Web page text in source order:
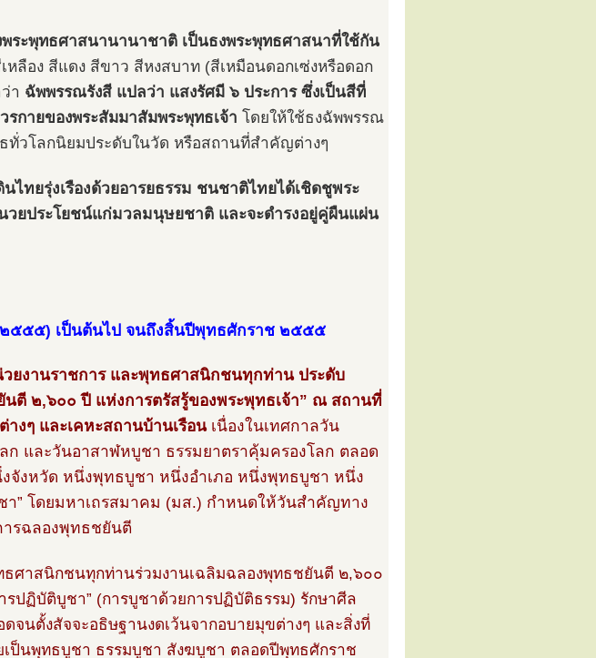
ระพุทธศาสนานานาชาติ เป็นธงพระพุทธศาสนาที่ใช้กัน
หลือง สีแดง สีขาว สีหงสบาท (สีเหมือนดอกเซ่งหรือดอก
า ฉัพพรรณรังสี แปลว่า แสงรัศมี ๖ ประการ ซึ่งเป็นสีที่
รกายของพระสัมมาสัมพระพุทธเจ้า โดยให้ใช้ธงฉัพพรรณ
ทั่วโลกนิยมประดับในวัด หรือสถานที่สำคัญต่างๆ
ไทยรุ่งเรืองด้วยอารยธรรม ชนชาติไทยได้เชิดชูพระ
วยประโยชน์แก่มวลมนุษยชาติ และจะดำรงอยู่คู่ผืนแผ่น
๕๕๕) เป็นต้นไป จนถึงสิ้นปีพุทธศักราช ๒๕๕๕
ยงานราชการ และพุทธศาสนิกชนทุกท่าน ประดับ
ตี ๒,๖๐๐ ปี แห่งการตรัสรู้ของพระพุทธเจ้า” ณ สถานที่
งๆ และเคหะสถานบ้านเรือนเนื่องในเทศกาลวัน
และวันอาสาฬหบูชา ธรรมยาตราคุ้มครองโลก ตลอด
งหวัด หนึ่งพุทธบูชา หนึ่งอำเภอ หนึ่งพุทธบูชา หนึ่ง
” โดยมหาเถรสมาคม (มส.) กำหนดให้วันสำคัญทาง
รฉลองพุทธชยันตี
ศาสนิกชนทุกท่านร่วมงานเฉลิมฉลองพุทธชยันตี ๒,๖๐๐
รปฏิบัติบูชา” (การบูชาด้วยการปฏิบัติธรรม) รักษาศีล
จนตั้งสัจจะอธิษฐานงดเว้นจากอบายมุขต่างๆ และสิ่งที่
เป็นพุทธบูชา ธรรมบูชา สังฆบูชา ตลอดปีพุทธศักราช